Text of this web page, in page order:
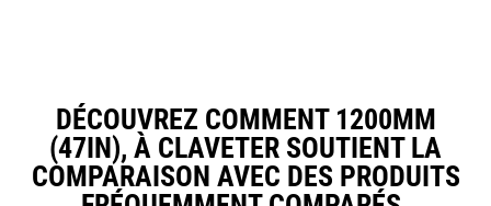
DÉCOUVREZ COMMENT 1200MM
(47IN), À CLAVETER SOUTIENT LA
COMPARAISON AVEC DES PRODUITS